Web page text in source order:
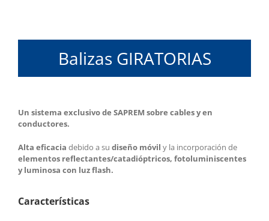
Balizas GIRATORIAS
Un sistema exclusivo de SAPREM sobre cables y en
conductores.
Alta eficacia debido a su diseño móvil y la incorporación de
elementos reflectantes/catadióptricos, fotoluminiscentes
y luminosa con luz flash.
Características